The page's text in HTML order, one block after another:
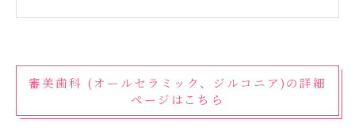
審美歯科 (オールセラミック、ジルコニア)の詳細
ページはこちら